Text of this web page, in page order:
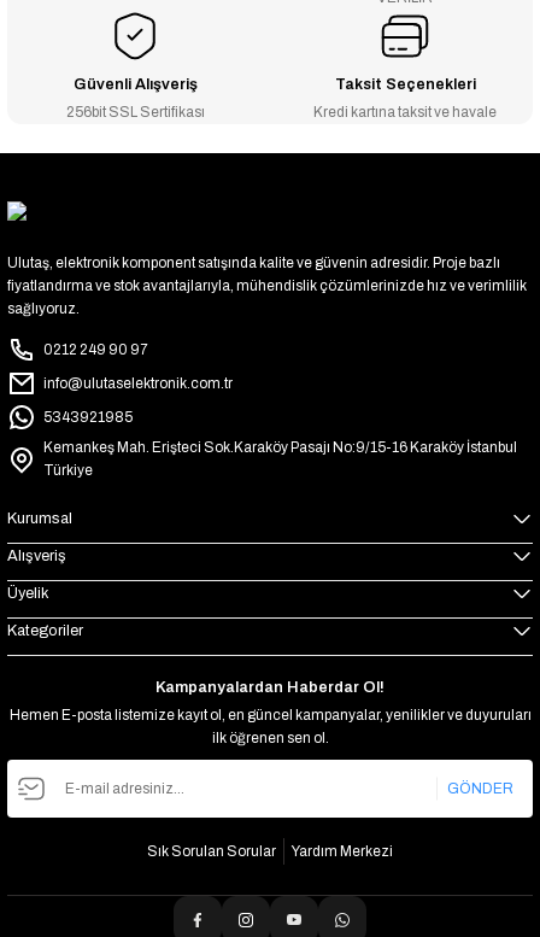
Güvenli Alışveriş
256bit SSL Sertifikası
Taksit Seçenekleri
Kredi kartına taksit ve havale
Ulutaş, elektronik komponent satışında kalite ve güvenin adresidir. Proje bazlı
fiyatlandırma ve stok avantajlarıyla, mühendislik çözümlerinizde hız ve verimlilik
sağlıyoruz.
0212 249 90 97
info@ulutaselektronik.com.tr
5343921985
Kemankeş Mah. Erişteci Sok.Karaköy Pasajı No:9/15-16 Karaköy İstanbul
Türkiye
Kurumsal
Alışveriş
Üyelik
Kategoriler
Kampanyalardan Haberdar Ol!
Hemen E-posta listemize kayıt ol, en güncel kampanyalar, yenilikler ve duyuruları
ilk öğrenen sen ol.
GÖNDER
Sık Sorulan Sorular Yardım Merkezi